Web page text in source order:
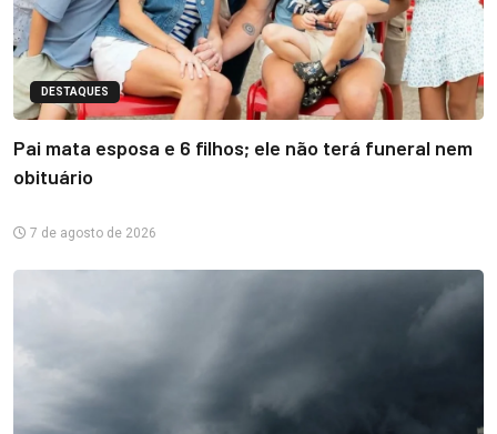
DESTAQUES
Pai mata esposa e 6 filhos; ele não terá funeral nem
obituário
7 de agosto de 2026